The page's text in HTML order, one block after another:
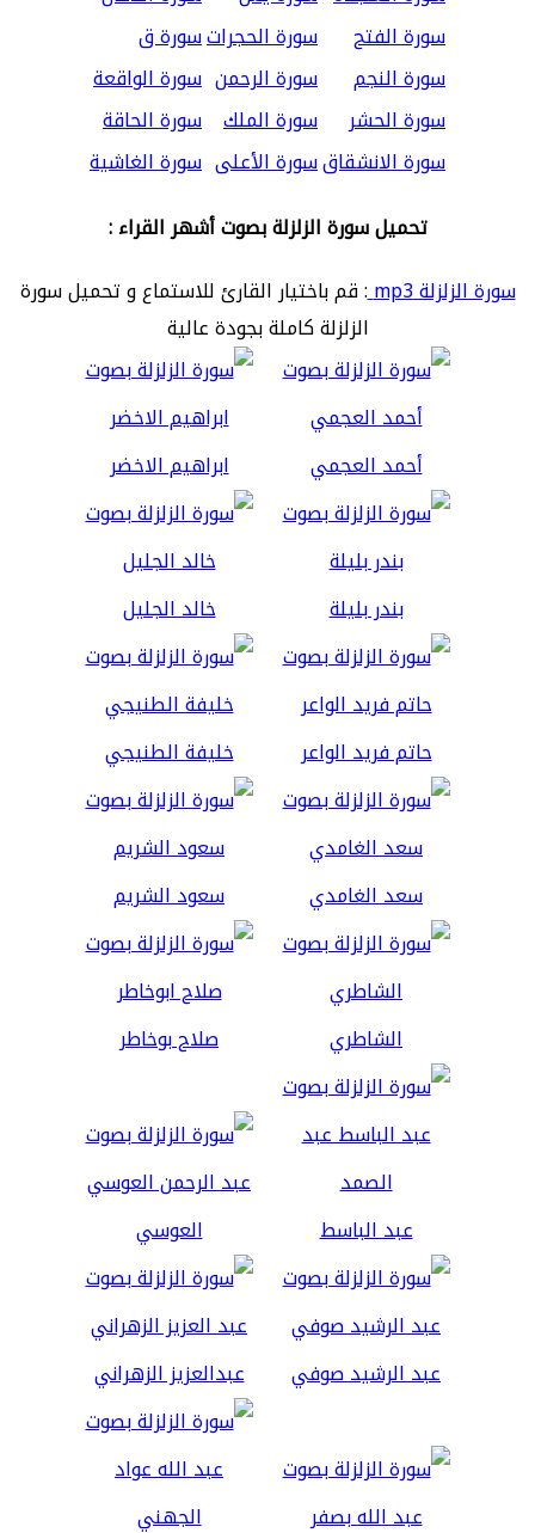
سورة الفتح
سورة الحجراتسورة ق
سورة النجم
سورة الرحمن سورة الواقعة
سورة الحشر
سورة الملك سورة الحاقة
سورة الانشقاقسورة الأعلى سورة الغاشية
تحميل سورة الزلزلة بصوت أشهر القراء :
سورة الزلزلة mp3
: قم باختيار القارئ للاستماع و تحميل سورة
الزلزلة كاملة بجودة عالية
أحمد العجمي ابراهيم الاخضر
بندر بليلة خالد الجليل
حاتم فريد الواعر خليفة الطنيجي
سعد الغامدي سعود الشريم
الشاطري صلاح بوخاطر
عبد الباسط العوسي
عبد الرشيد صوفي عبدالعزيز الزهراني